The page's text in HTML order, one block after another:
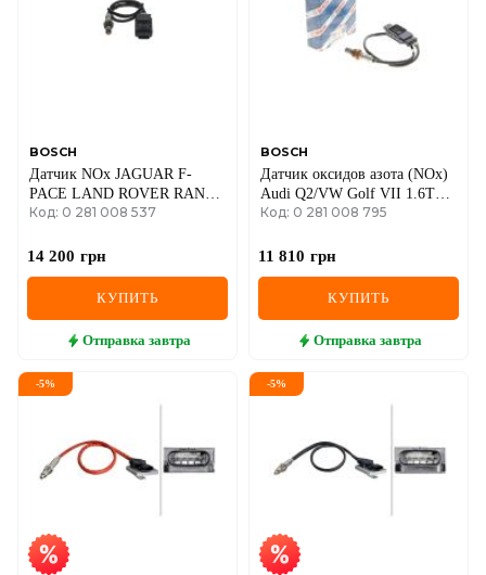
GMC
GREAT WALL
HAVAL
IVECO
JEEP
BOSCH
Датчик NOx JAGUAR F-
PACE LAND ROVER RANGE
IV, SPORT II, VELAR
Код: 0 281 008 537
14 200 грн
КУПИТЬ
Отправка завтра
BOSCH
Датчик оксидов азота (NOx)
Audi Q2/VW Golf VII 1.6TDI
12-
Код: 0 281 008 795
11 810 грн
КУПИТЬ
Отправка завтра
-5% -5%